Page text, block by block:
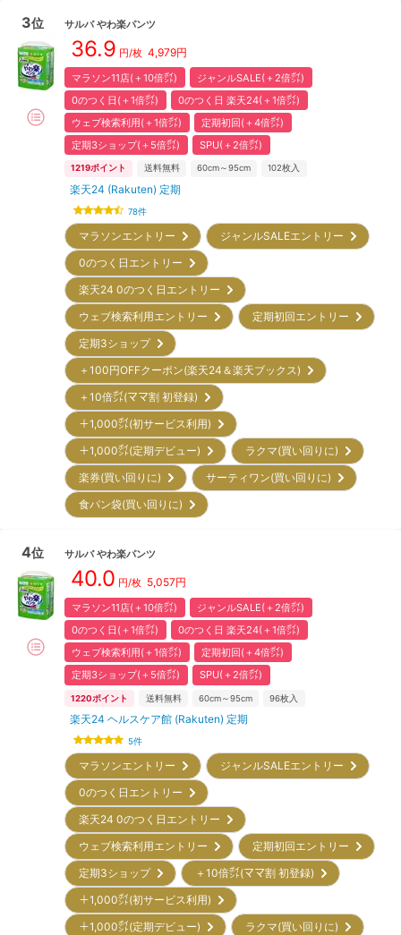
3位 サルバ やわ楽パンツ
36.9 円/枚 4,979円
マラソン11店(＋10倍㌽)
ジャンルSALE(＋2倍㌽)
0のつく日(＋1倍㌽)
0のつく日 楽天24(＋1倍㌽)
ウェブ検索利用(＋1倍㌽)
定期初回(＋4倍㌽)
定期3ショップ(＋5倍㌽)
SPU(＋2倍㌽)
1219ポイント 送料無料 60cm～95cm 102枚入
楽天24 (Rakuten) 定期
78件
マラソンエントリー
ジャンルSALEエントリー
0のつく日エントリー
楽天24 0のつく日エントリー
ウェブ検索利用エントリー
定期初回エントリー
定期3ショップ
＋100円OFFクーポン(楽天24＆楽天ブックス)
＋10倍㌽(ママ割 初登録)
＋1,000㌽(初サービス利用)
＋1,000㌽(定期デビュー)
ラクマ(買い回りに)
楽券(買い回りに)
サーティワン(買い回りに)
食パン袋(買い回りに)
4位 サルバ やわ楽パンツ
40.0 円/枚 5,057円
マラソン11店(＋10倍㌽)
ジャンルSALE(＋2倍㌽)
0のつく日(＋1倍㌽)
0のつく日 楽天24(＋1倍㌽)
ウェブ検索利用(＋1倍㌽)
定期初回(＋4倍㌽)
定期3ショップ(＋5倍㌽)
SPU(＋2倍㌽)
1220ポイント 送料無料 60cm～95cm 96枚入
楽天24 ヘルスケア館 (Rakuten) 定期
5件
マラソンエントリー
ジャンルSALEエントリー
0のつく日エントリー
楽天24 0のつく日エントリー
ウェブ検索利用エントリー
定期初回エントリー
定期3ショップ
＋10倍㌽(ママ割 初登録)
＋1,000㌽(初サービス利用)
＋1,000㌽(定期デビュー)
ラクマ(買い回りに)